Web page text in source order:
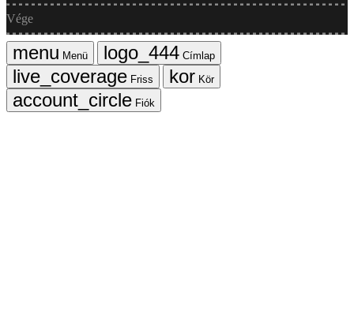
Vége
Menü
Címlap
Friss
Kör
Fiók